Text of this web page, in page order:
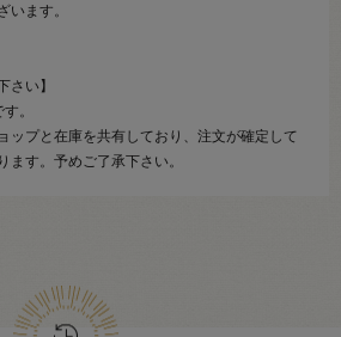
います。
さい】
。
ップと在庫を共有しており、注文が確定して
ます。予めご了承下さい。